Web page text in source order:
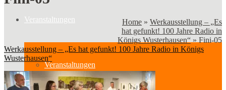
Veranstaltungen
Veranstaltungen
Home » Werkausstellung – „Es
hat gefunkt! 100 Jahre Radio in
Königs Wusterhausen“ » Fini-05
Werkausstellung – „Es hat gefunkt! 100 Jahre Radio in Königs
Wusterhausen“